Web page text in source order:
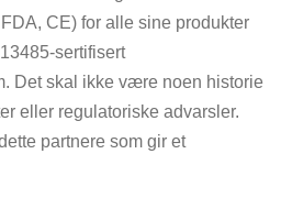
CE) for alle sine produkter
sertifisert
Det skal ikke være noen historie
eller regulatoriske advarsler.
partnere som gir et